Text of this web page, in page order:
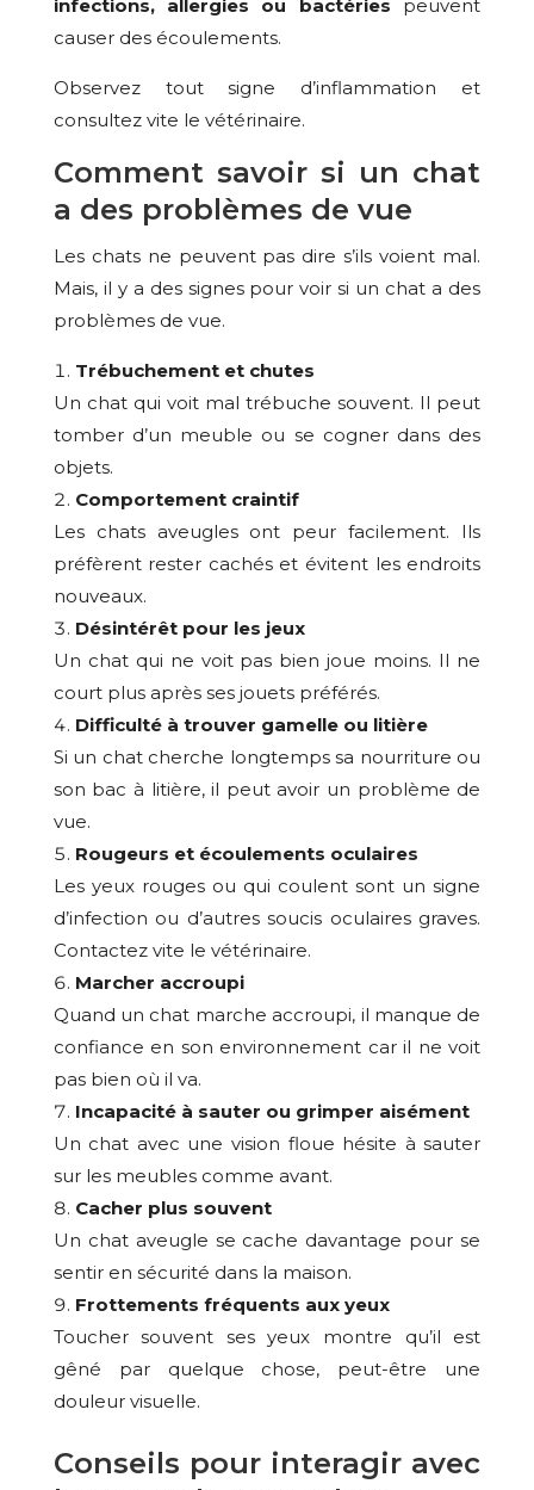
infections, allergies ou bactéries peuvent
causer des écoulements.
Observez tout signe d’inflammation et
consultez vite le vétérinaire.
Comment savoir si un chat
a des problèmes de vue
Les chats ne peuvent pas dire s’ils voient mal.
Mais, il y a des signes pour voir si un chat a des
problèmes de vue.
Trébuchement et chutes
Un chat qui voit mal trébuche souvent. Il peut
tomber d’un meuble ou se cogner dans des
objets.
Comportement craintif
Les chats aveugles ont peur facilement. Ils
préfèrent rester cachés et évitent les endroits
nouveaux.
Désintérêt pour les jeux
Un chat qui ne voit pas bien joue moins. Il ne
court plus après ses jouets préférés.
Difficulté à trouver gamelle ou litière
Si un chat cherche longtemps sa nourriture ou
son bac à litière, il peut avoir un problème de
vue.
Rougeurs et écoulements oculaires
Les yeux rouges ou qui coulent sont un signe
d’infection ou d’autres soucis oculaires graves.
Contactez vite le vétérinaire.
Marcher accroupi
Quand un chat marche accroupi, il manque de
confiance en son environnement car il ne voit
pas bien où il va.
Incapacité à sauter ou grimper aisément
Un chat avec une vision floue hésite à sauter
sur les meubles comme avant.
Cacher plus souvent
Un chat aveugle se cache davantage pour se
sentir en sécurité dans la maison.
Frottements fréquents aux yeux
Toucher souvent ses yeux montre qu’il est
gêné par quelque chose, peut-être une
douleur visuelle.
Conseils pour interagir avec